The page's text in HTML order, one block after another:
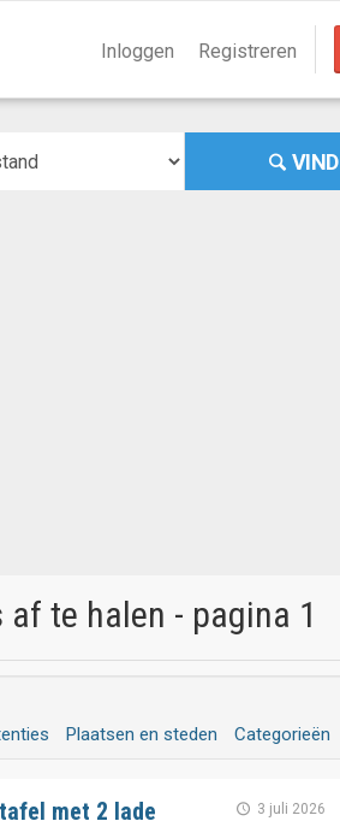
Inloggen Registreren
VIND
af te halen - pagina 1
Plaatsen en steden Categorieën
3 juli 2026
met 2 lade